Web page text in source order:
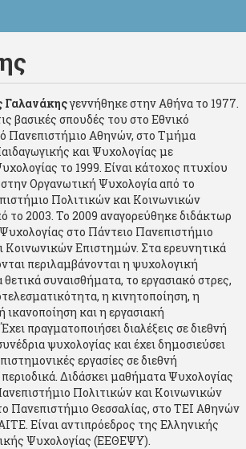
Γαλανάκηςγεννήθηκε στην Αθήνα το 1977.
βασικές σπουδές του στο Εθνικό
Πανεπιστήμιο Αθηνών, στο Τμήμα
και Ψυχολογίας με
το 1999. Είναι κάτοχος πτυχίου
Οργανωτική Ψυχολογία από το
Πολιτικών και Κοινωνικών
το 2003. Το 2009 αναγορεύθηκε διδάκτωρ
στο Πάντειο Πανεπιστήμιο
Κοινωνικών Επιστημών. Στα ερευνητικά
περιλαμβάνονται η ψυχολογική
θετικά συναισθήματα, το εργασιακό στρες,
η κινητοποίηση, η
ικανοποίηση και η εργασιακή
πραγματοποιήσει διαλέξεις σε διεθνή
ψυχολογίας και έχει δημοσιεύσει
εργασίες σε διεθνή
Διδάσκει μαθήματα Ψυχολογίας
Πολιτικών και Κοινωνικών
Πανεπιστήμιο Θεσσαλίας, στο ΤΕΙ Αθηνών
Είναι αντιπρόεδρος της Ελληνικής
Ψυχολογίας (ΕΕΘΕΨΥ).